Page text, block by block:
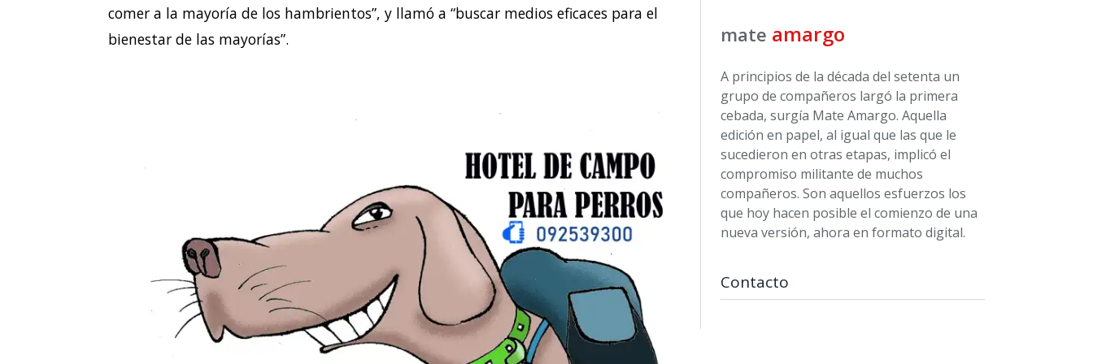
comer a la mayoría de los hambrientos”, y llamó a “buscar medios eficaces para el
bienestar de las mayorías”.
mate amargo
A principios de la década del setenta un
grupo de compañeros largó la primera
cebada, surgía Mate Amargo. Aquella
edición en papel, al igual que las que le
sucedieron en otras etapas, implicó el
compromiso militante de muchos
compañeros. Son aquellos esfuerzos los
que hoy hacen posible el comienzo de una
nueva versión, ahora en formato digital.
Contacto